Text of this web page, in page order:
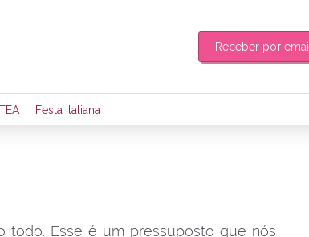
Receber por email
receber toda sexta-feira de manhã o resumo
região.Festa italiana
todo. Esse é um pressuposto que nós